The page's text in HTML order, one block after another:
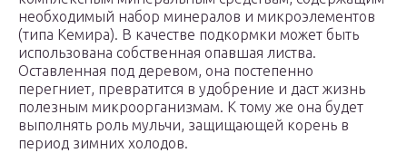
необходимый набор минералов и микроэлементов
(типа Кемира). В качестве подкормки может быть
использована собственная опавшая листва.
Оставленная под деревом, она постепенно
перегниет, превратится в удобрение и даст жизнь
полезным микроорганизмам. К тому же она будет
выполнять роль мульчи, защищающей корень в
период зимних холодов.